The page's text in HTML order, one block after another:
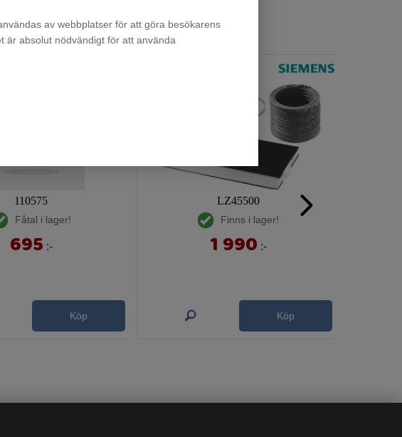
av webbplatser för att göra besökarens
är absolut nödvändigt för att använda
110575
Fåtal i lager!
695 :-
Köp
LZ45500
Finns i lager!
1 990 :-
Köp